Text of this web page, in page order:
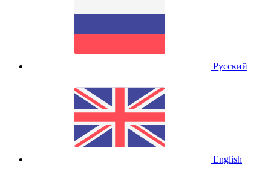
Русский
English